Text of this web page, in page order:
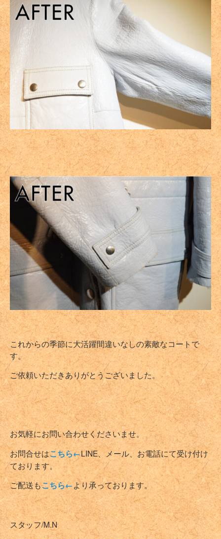
これからの季節に大活躍間違いなしの素敵なコートで
す。
ご依頼いただきありがとうございました。
お気軽にお問い合わせくださいませ。
お問合せはこちら←LINE、メール、お電話にて受け付け
ております。
ご配送もこちら←より承っております。
スタッフ/M.N